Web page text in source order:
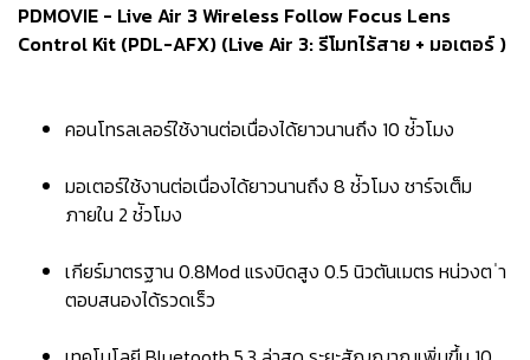
PDMOVIE - Live Air 3 Wireless Follow Focus Lens
Control Kit (PDL-AFX) (Live Air 3: รีโมทไร้สาย + มอเตอร์ )
คอนโทรลเลอร์ใช้งานต่อเนื่องได้ยาวนานถึง 10 ช่ัวโมง
มอเตอร์ใช้งานต่อเนื่องได้ยาวนานถึง 8 ช่ัวโมง ชาร์จเต็ม
ภายใน 2 ช่ัวโมง
เกียร์มาตรฐาน 0.8Mod แรงบิดสูง 0.5 นิวตันเมตร หน่วงต ่า
ตอบสนองได้รวดเร็ว